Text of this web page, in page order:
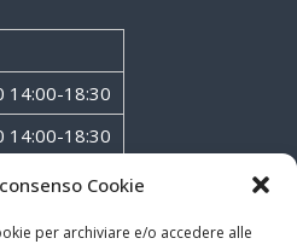
Cookie
per archiviare e/o accedere alle
14:00-18:30
14:00-18:30
14:00-18:30
14:00-18:30